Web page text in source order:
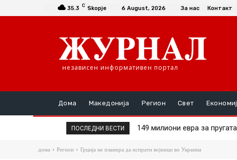
35.3 C Skopje 6 August, 2026 За нас Контакт
независен информативен портал
Дома Македонија Регион Свет
ПОСЛЕДНИ ВЕСТИ 149 милиони евра за пругата
Шасивари оствари средба
дома Регион Грција не планира да испрати војници во Украина